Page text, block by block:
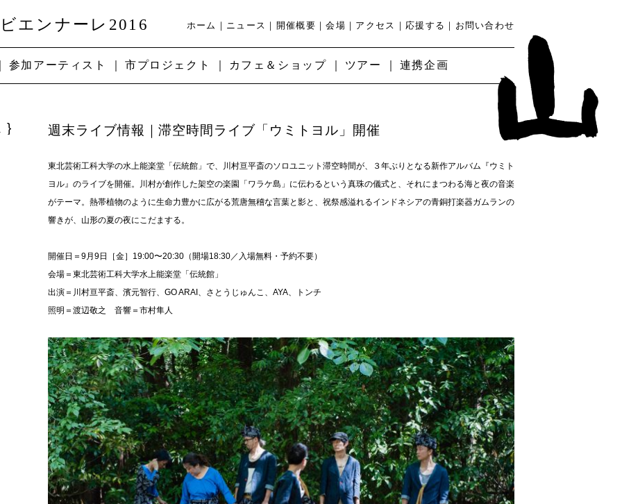
エンナーレ2016 ホーム ニュース 開催概要 会場 アクセス 応援する お問い合わせ
参加アーティスト 市プロジェクト カフェ＆ショップ ツアー 連携企画
週末ライブ情報｜滞空時間ライブ「ウミトヨル」開催
東北芸術工科大学の水上能楽堂「伝統館」で、川村亘平斎のソロユニット滞空時間が、３年ぶりとなる新作アルバム『ウミト
ヨル』のライブを開催。川村が創作した架空の楽園「ワラケ島」に伝わるという真珠の儀式と、それにまつわる海と夜の音楽
がテーマ。熱帯植物のように生命力豊かに広がる荒唐無稽な言葉と影と、祝祭感溢れるインドネシアの青銅打楽器ガムランの
響きが、山形の夏の夜にこだまする。
開催日＝9月9日［金］19:00〜20:30（開場18:30／入場無料・予約不要）
会場＝東北芸術工科大学水上能楽堂「伝統館」
出演＝川村亘平斎、濱元智行、GO ARAI、さとうじゅんこ、AYA、トンチ
照明＝渡辺敬之 音響＝市村隼人